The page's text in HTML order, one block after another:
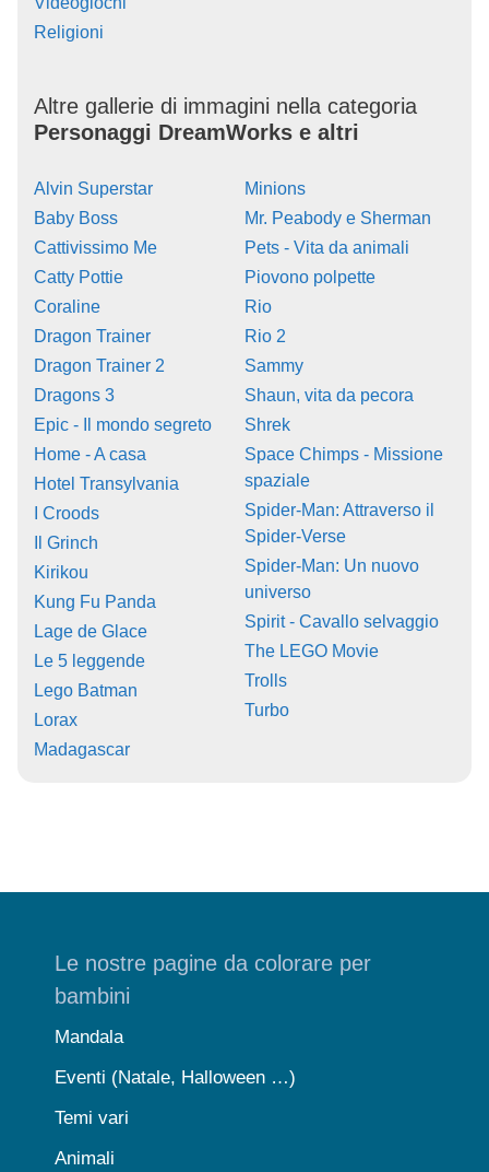
Religioni
Altre gallerie di immagini nella categoria
Personaggi DreamWorks e altri
Alvin Superstar
Baby Boss
Cattivissimo Me
Catty Pottie
Coraline
Dragon Trainer
Dragon Trainer 2
Dragons 3
Epic - Il mondo segreto
Home - A casa
Hotel Transylvania
I Croods
Il Grinch
Kirikou
Kung Fu Panda
Lage de Glace
Le 5 leggende
Lego Batman
Lorax
Madagascar
Minions
Mr. Peabody e Sherman
Pets - Vita da animali
Piovono polpette
Rio
Rio 2
Sammy
Shaun, vita da pecora
Shrek
Space Chimps - Missione
spaziale
Spider-Man: Attraverso il
Spider-Verse
Spider-Man: Un nuovo
universo
Spirit - Cavallo selvaggio
The LEGO Movie
Trolls
Turbo
Le nostre pagine da colorare per
bambini
Mandala
Eventi (Natale, Halloween …)
Temi vari
Animali